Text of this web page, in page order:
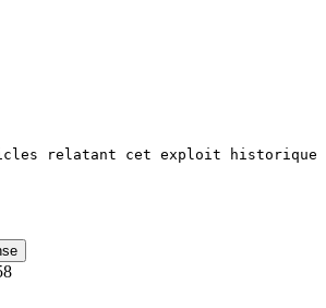
relatant cet exploit historique –